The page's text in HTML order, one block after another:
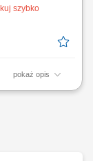
szybko
pokaż opis
do